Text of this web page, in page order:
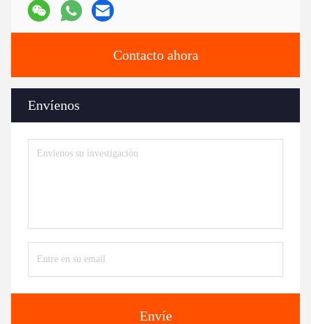
Contacto ahora
Envíenos
Envíe